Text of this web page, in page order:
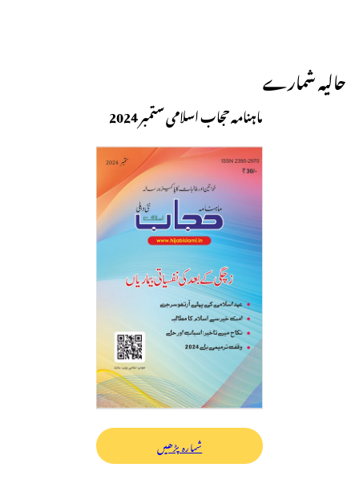
حالیہ شمارے
ماہنامہ حجاب اسلامی ستمبر 2024
شمارہ پڑھیں